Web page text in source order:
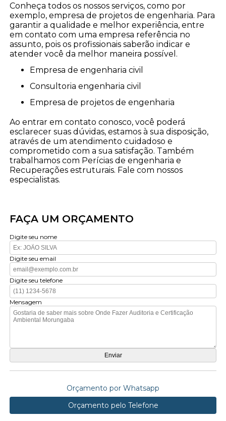
Conheça todos os nossos serviços, como por
exemplo, empresa de projetos de engenharia. Para
garantir a qualidade e melhor experiência, entre
em contato com uma empresa referência no
assunto, pois os profissionais saberão indicar e
atender você da melhor maneira possível.
empresa de engenharia civil
consultoria engenharia civil
empresa de projetos de engenharia
Ao entrar em contato conosco, você poderá
esclarecer suas dúvidas, estamos à sua disposição,
através de um atendimento cuidadoso e
comprometido com a sua satisfação. Também
trabalhamos com Perícias de engenharia e
Recuperações estruturais. Fale com nossos
especialistas.
FAÇA UM ORÇAMENTO
Digite seu nome
Digite seu email
Digite seu telefone
Mensagem
Orçamento por Whatsapp
Orçamento pelo Telefone